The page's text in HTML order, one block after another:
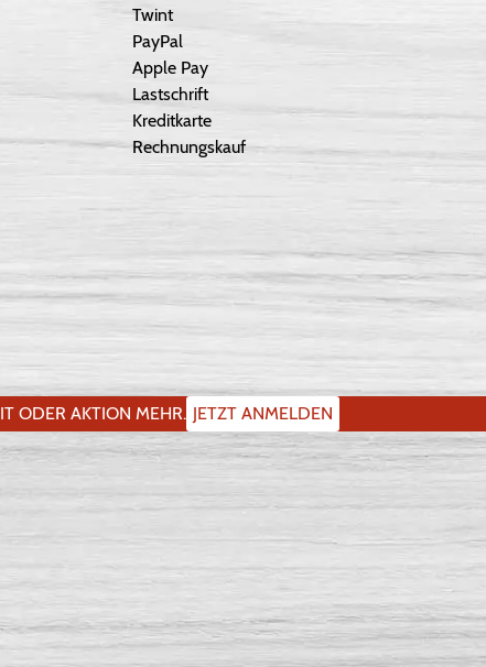
Twint
PayPal
Apple Pay
Lastschrift
Kreditkarte
Rechnungskauf
ODER AKTION MEHR. JETZT ANMELDEN